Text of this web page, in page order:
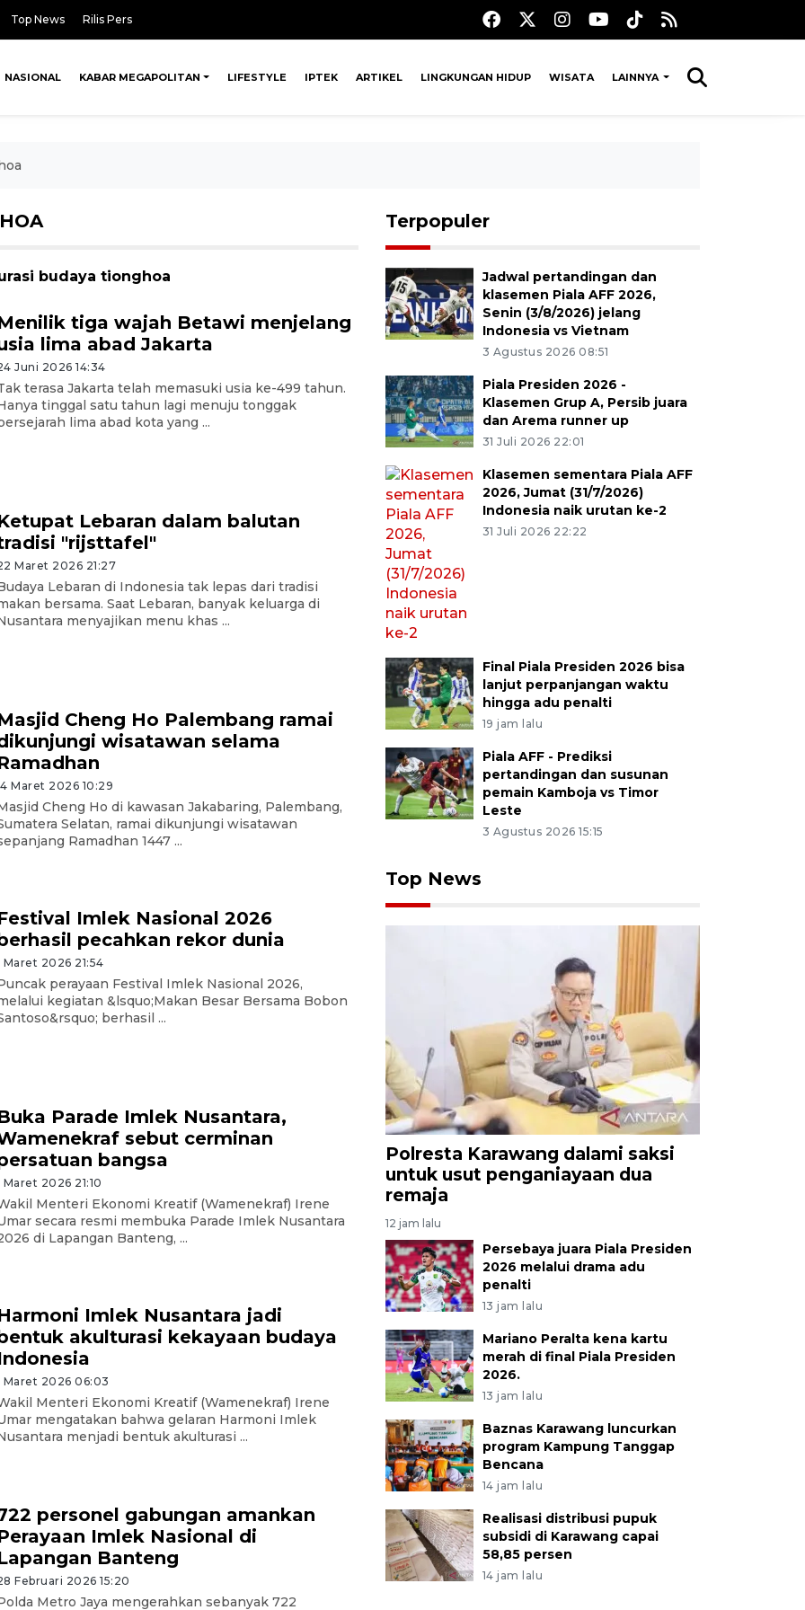
Top News Rilis Pers
NASIONAL KABAR MEGAPOLITAN LIFESTYLE IPTEK ARTIKEL LINGKUNGAN HIDUP WISATA LAINNYA
budaya tionghoa
tiga wajah Betawi menjelang
lima abad Jakarta
Juni 2026 14:34
terasa Jakarta telah memasuki usia ke-499 tahun.
tinggal satu tahun lagi menuju tonggak
lima abad kota yang ...
Lebaran dalam balutan
"rijsttafel"
Maret 2026 21:27
Lebaran di Indonesia tak lepas dari tradisi
bersama. Saat Lebaran, banyak keluarga di
menyajikan menu khas ...
Cheng Ho Palembang ramai
wisatawan selama
Maret 2026 10:29
Cheng Ho di kawasan Jakabaring, Palembang,
Selatan, ramai dikunjungi wisatawan
Ramadhan 1447 ...
Imlek Nasional 2026
pecahkan rekor dunia
Maret 2026 21:54
perayaan Festival Imlek Nasional 2026,
kegiatan &lsquo;Makan Besar Bersama Bobon
berhasil ...
Parade Imlek Nusantara,
sebut cerminan
bangsa
Maret 2026 21:10
Menteri Ekonomi Kreatif (Wamenekraf) Irene
secara resmi membuka Parade Imlek Nusantara
di Lapangan Banteng, ...
Imlek Nusantara jadi
akulturasi kekayaan budaya
Maret 2026 06:03
Menteri Ekonomi Kreatif (Wamenekraf) Irene
mengatakan bahwa gelaran Harmoni Imlek
menjadi bentuk akulturasi ...
personel gabungan amankan
Imlek Nasional di
Banteng
Februari 2026 15:20
Metro Jaya mengerahkan sebanyak 722
Terpopuler
Jadwal pertandingan dan
klasemen Piala AFF 2026,
Senin (3/8/2026) jelang
Indonesia vs Vietnam
3 Agustus 2026 08:51
Piala Presiden 2026 -
Klasemen Grup A, Persib juara
dan Arema runner up
31 Juli 2026 22:01
Klasemen sementara Piala AFF
2026, Jumat (31/7/2026)
Indonesia naik urutan ke-2
31 Juli 2026 22:22
Final Piala Presiden 2026 bisa
lanjut perpanjangan waktu
hingga adu penalti
19 jam lalu
Piala AFF - Prediksi
pertandingan dan susunan
pemain Kamboja vs Timor
Leste
3 Agustus 2026 15:15
Top News
Polresta Karawang dalami saksi
untuk usut penganiayaan dua
remaja
12 jam lalu
Persebaya juara Piala Presiden
2026 melalui drama adu
penalti
13 jam lalu
Mariano Peralta kena kartu
merah di final Piala Presiden
2026.
13 jam lalu
Baznas Karawang luncurkan
program Kampung Tanggap
Bencana
14 jam lalu
Realisasi distribusi pupuk
subsidi di Karawang capai
58,85 persen
14 jam lalu